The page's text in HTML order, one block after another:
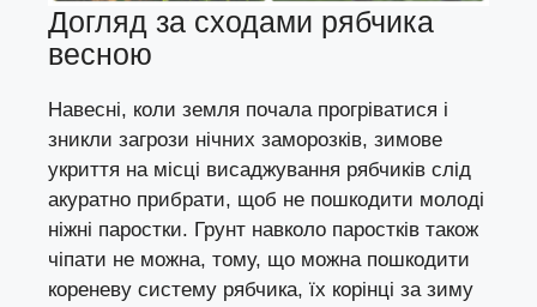
Догляд за сходами рябчика
весною
Навесні, коли земля почала прогріватися і
зникли загрози нічних заморозків, зимове
укриття на місці висаджування рябчиків слід
акуратно прибрати, щоб не пошкодити молоді
ніжні паростки. Грунт навколо паростків також
чіпати не можна, тому, що можна пошкодити
кореневу систему рябчика, їх корінці за зиму